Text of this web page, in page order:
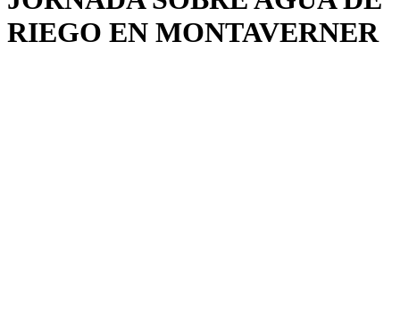
RIEGO EN MONTAVERNER